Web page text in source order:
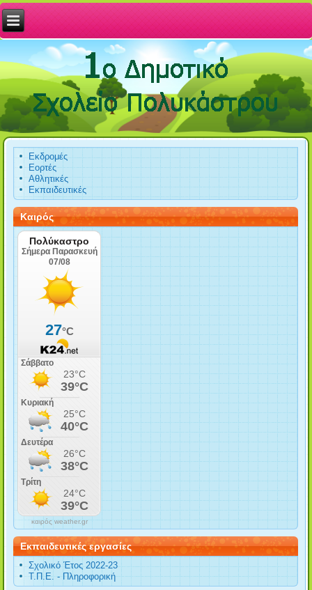
Εκδρομές
Εορτές
Αθλητικές
Εκπαιδευτικές
Καιρός
καιρός weather.gr
Εκπαιδευτικές εργασίες
Σχολικό Έτος 2022-23
Τ.Π.Ε. - Πληροφορική